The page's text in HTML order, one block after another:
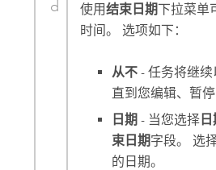
使用结束日期下拉菜单
时间。 选项如下：
从不 - 任务将继续
直到您编辑、暂
日期 - 当您选择
束日期字段。 选
的日期。